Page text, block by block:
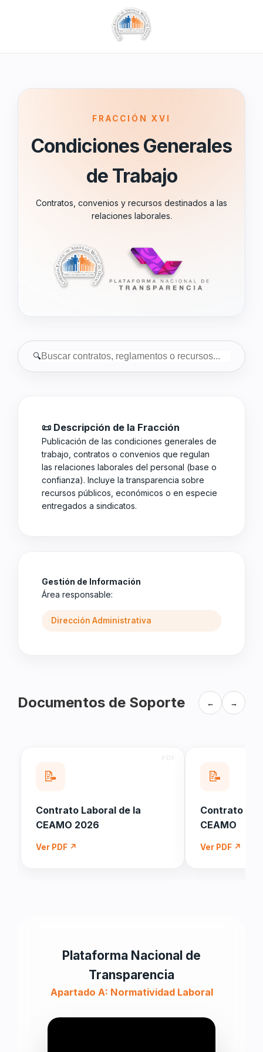
FRACCIÓN XVI
Condiciones Generales
de Trabajo
Contratos, convenios y recursos destinados a las
relaciones laborales.
🔍
📜 Descripción de la Fracción
Publicación de las condiciones generales de
trabajo, contratos o convenios que regulan
las relaciones laborales del personal (base o
confianza). Incluye la transparencia sobre
recursos públicos, económicos o en especie
entregados a sindicatos.
Gestión de Información
Área responsable:
Dirección Administrativa
Documentos de Soporte ← →
📝
Contrato Laboral de la
CEAMO 2026
Ver PDF ↗
📝
Contrato
CEAMO
Ver PDF ↗
Plataforma Nacional de
Transparencia
Apartado A: Normatividad Laboral